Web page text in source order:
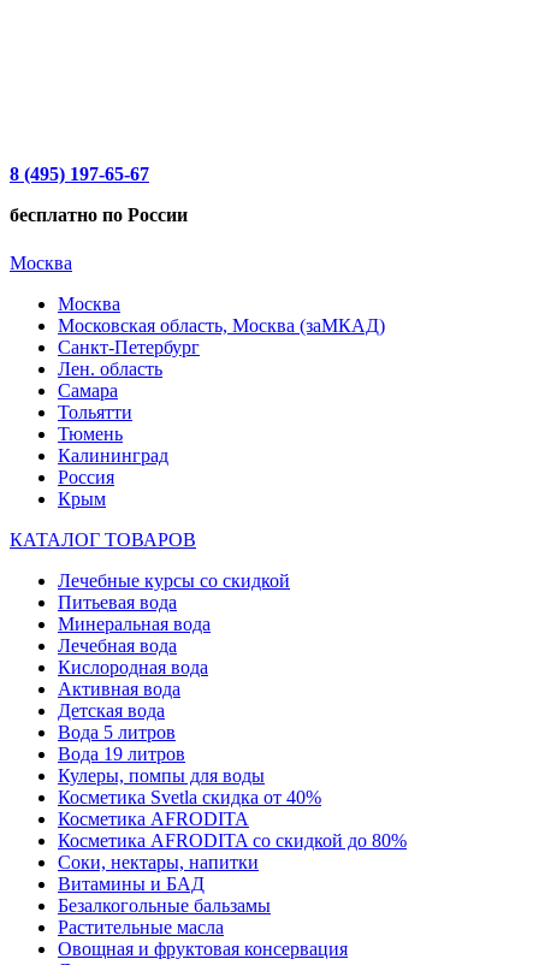
8 (495) 197-65-67
бесплатно по России
Москва
Москва
Московская область, Москва (заМКАД)
Санкт-Петербург
Лен. область
Самара
Тольятти
Тюмень
Калининград
Россия
Крым
КАТАЛОГ ТОВАРОВ
Лечебные курсы со скидкой
Питьевая вода
Минеральная вода
Лечебная вода
Кислородная вода
Активная вода
Детская вода
Вода 5 литров
Вода 19 литров
Кулеры, помпы для воды
Косметика Svetla скидка от 40%
Косметика AFRODITA
Косметика AFRODITA со скидкой до 80%
Соки, нектары, напитки
Витамины и БАД
Безалкогольные бальзамы
Растительные масла
Овощная и фруктовая консервация